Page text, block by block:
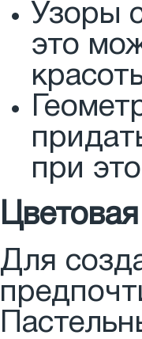
Узоры
это
при
Для